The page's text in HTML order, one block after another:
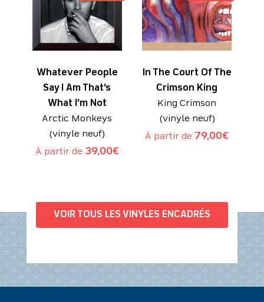
Whatever People
Say I Am That’s
What I’m Not
Arctic Monkeys
(vinyle neuf)
À partir de 39,00€
In The Court Of The
Crimson King
King Crimson
(vinyle neuf)
À partir de 79,00€
VOIR TOUS LES VINYLES ENCADRÉS